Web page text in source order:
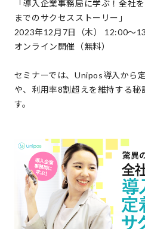
「導入企業事務局に学ぶ！全社
までのサクセスストーリー」
2023年12月7日（木） 12:00〜
オンライン開催（無料）
セミナーでは、Unipos導入から
や、利用率8割超えを維持する秘
す。